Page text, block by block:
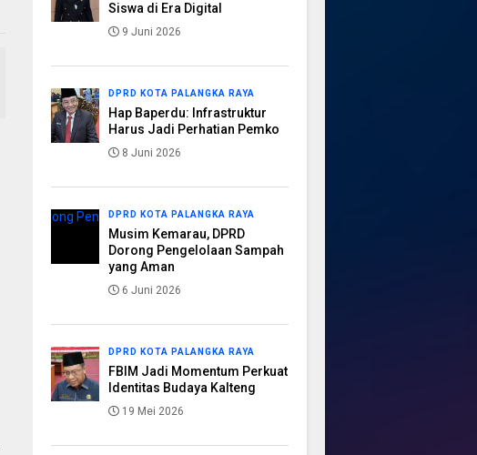
Siswa di Era Digital
9 Juni 2026
DPRD KOTA PALANGKA RAYA
Hap Baperdu: Infrastruktur
Harus Jadi Perhatian Pemko
8 Juni 2026
DPRD KOTA PALANGKA RAYA
Musim Kemarau, DPRD
Dorong Pengelolaan Sampah
yang Aman
6 Juni 2026
DPRD KOTA PALANGKA RAYA
FBIM Jadi Momentum Perkuat
Identitas Budaya Kalteng
19 Mei 2026